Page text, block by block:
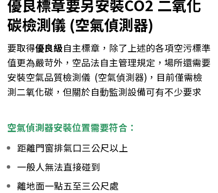
優良標章要另安裝CO2 二氧化
碳檢測儀 (空氣偵測器)
要取得優良級自主標章，除了上述的各項空污標準
值更為嚴苛外，空品法自主管理規定，場所還需要
安裝空氣品質檢測儀 (空氣偵測器)，目前僅需檢
測二氧化碳，但關於自動監測設備可有不少要求
空氣偵測器安裝位置需要符合：
距離門窗排氣口三公尺以上
一般人無法直接碰到
離地面一點五至三公尺處